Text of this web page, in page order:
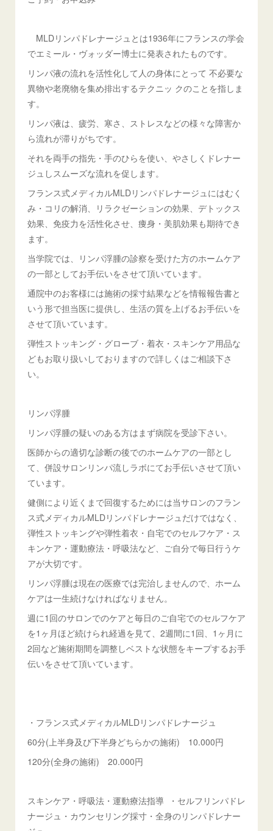
MLDリンパドレナージュとは1936年にフランスの学会
でエミール・ヴォッダー博士に発表されたものです。
リンパ液の流れを活性化して人の身体にとって 不必要な
異物や老廃物を集め排出するテクニッ クのことを指しま
す。
リンパ液は、疲労、寒さ、ストレスなどの様々な障害か
ら流れが滞りがちです。
それを両手の指先・手のひらを使い、やさしくドレナー
ジュしスムーズな流れを促します。
フランス式メディカルMLDリンパドレナージュにはむく
み・コリの解消、リラクゼーションの効果、デトックス
効果、免疫力を活性化させ、痩身・美肌効果も期待でき
ます。
当学院では、リンパ浮腫の診察を受けた方のホームケア
の一部としてお手伝いをさせて頂いています。
通院中のお客様には施術の採寸結果などを情報報告書と
いう形で担当医に提供し、生活の質を上げるお手伝いを
させて頂いています。
弾性ストッキング・グローブ・着衣・スキンケア用品な
どもお取り扱いしておりますので詳しくはご相談下さ
い。
リンパ浮腫
リンパ浮腫の疑いのある方はまず病院を受診下さい。
医師からの適切な診断の後でのホームケアの一部とし
て、併設サロンリンパ流しラボにてお手伝いさせて頂い
ています。
健側により近くまで回復するためには当サロンのフラン
ス式メディカルMLDリンパドレナージュだけではなく、
弾性ストッキングや弾性着衣・自宅でのセルフケア・ス
キンケア・運動療法・呼吸法など、ご自分で毎日行うケ
アが大切です。
リンパ浮腫は現在の医療では完治しませんので、ホーム
ケアは一生続けなければなりません。
週に1回のサロンでのケアと毎日のご自宅でのセルフケア
を1ヶ月ほど続けられ経過を見て、2週間に1回、1ヶ月に
2回など施術期間を調整しベストな状態をキープするお手
伝いをさせて頂いています。
・フランス式メディカルMLDリンパドレナージュ
60分(上半身及び下半身どちらかの施術) 10.000円
120分(全身の施術) 20.000円
スキンケア・呼吸法・運動療法指導 ・セルフリンパドレ
ナージュ・カウンセリング採寸・全身のリンパドレナー